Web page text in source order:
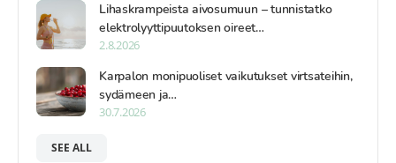
Lihaskrampeista aivosumuun – tunnistatko
elektrolyyttipuutoksen oireet…
2.8.2026
Karpalon monipuoliset vaikutukset virtsateihin,
sydämeen ja…
30.7.2026
SEE ALL